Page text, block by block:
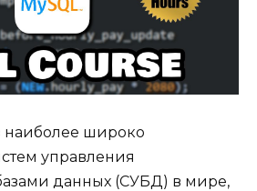
наиболее широко
управления
данных (СУБД) в мире,